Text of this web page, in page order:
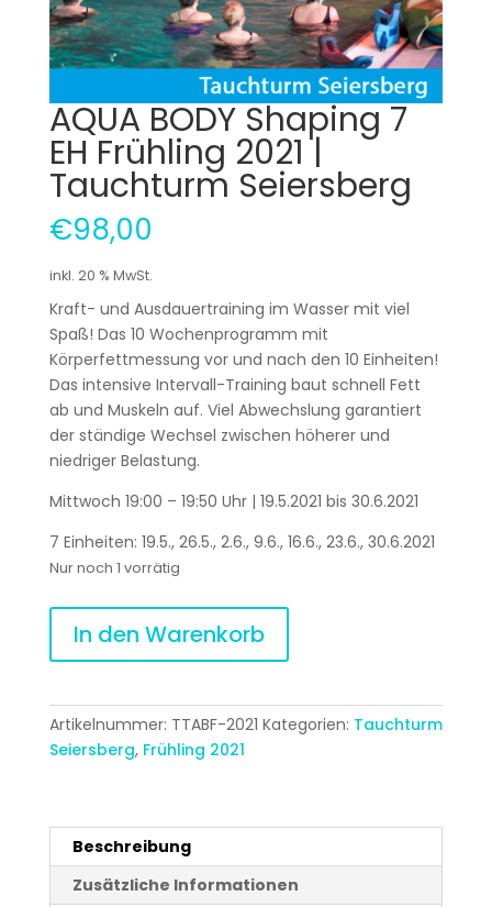
AQUA BODY Shaping 7
EH Frühling 2021 |
Tauchturm Seiersberg
€98,00
inkl. 20 % MwSt.
Kraft- und Ausdauertraining im Wasser mit viel
Spaß! Das 10 Wochenprogramm mit
Körperfettmessung vor und nach den 10 Einheiten!
Das intensive Intervall-Training baut schnell Fett
ab und Muskeln auf. Viel Abwechslung garantiert
der ständige Wechsel zwischen höherer und
niedriger Belastung.
Mittwoch 19:00 – 19:50 Uhr | 19.5.2021 bis 30.6.2021
7 Einheiten: 19.5., 26.5., 2.6., 9.6., 16.6., 23.6., 30.6.2021
Nur noch 1 vorrätig
AQUA
BODY
Shaping
EH
Frühling
Seiersberg
Menge
In den Warenkorb
Artikelnummer: TTABF-2021 Kategorien: Tauchturm
Seiersberg, Frühling 2021
Beschreibung
Zusätzliche Informationen